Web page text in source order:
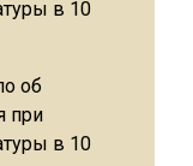
об
при
в 10